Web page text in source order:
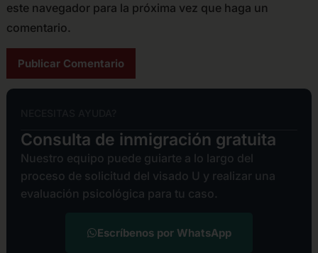
este navegador para la próxima vez que haga un
comentario.
Consulta de inmigración gratuita
Nuestro equipo puede guiarte a lo largo del
proceso de solicitud del visado U y realizar una
evaluación psicológica para tu caso.
Escríbenos por WhatsApp